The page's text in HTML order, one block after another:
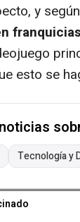
y
esto se
Tecnología y